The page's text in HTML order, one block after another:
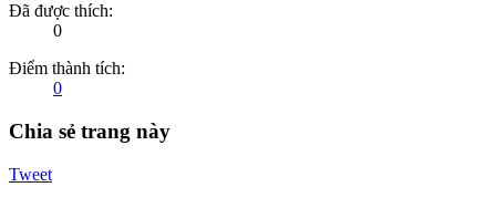
Đã được thích:
0
Điểm thành tích:
0
Chia sẻ trang này
Tweet